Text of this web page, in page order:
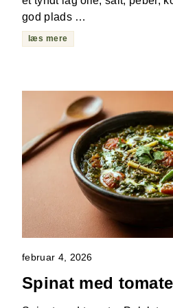
god plads …
læs mere
februar 4, 2026
Spinat med